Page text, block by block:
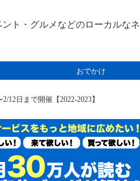
ト・グルメなどのローカルなネ
おでかけ
日まで開催【2022-2023】